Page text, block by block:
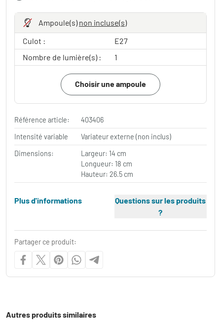
Ampoule(s)non incluse(s)
Culot :
E27
Nombre de lumière(s) :
1
Choisir une ampoule
Référence article:
403406
Intensité variable
Variateur externe (non inclus)
Dimensions:
Largeur: 14 cm
Longueur: 18 cm
Hauteur: 26.5 cm
Plus d'informations
Questions sur les produits
?
Partager ce produit:
Autres produits similaires